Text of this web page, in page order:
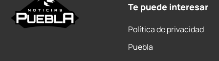
Te puede interesar
Política de privacidad
Puebla